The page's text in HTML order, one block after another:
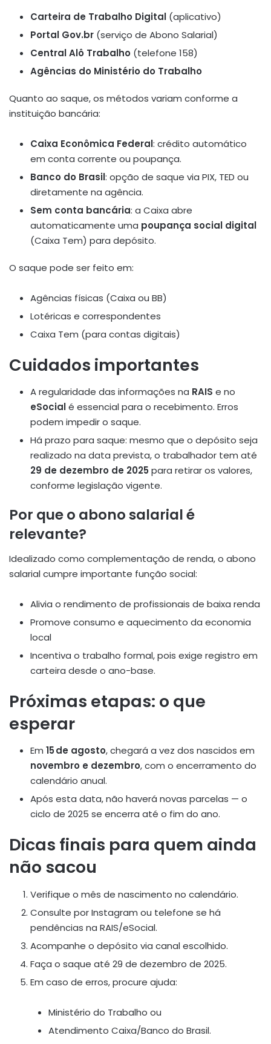
Carteira de Trabalho Digital (aplicativo)
Portal Gov.br (serviço de Abono Salarial)
Central Alô Trabalho (telefone 158)
Agências do Ministério do Trabalho
Quanto ao saque, os métodos variam conforme a
instituição bancária:
Caixa Econômica Federal: crédito automático
em conta corrente ou poupança.
Banco do Brasil: opção de saque via PIX, TED ou
diretamente na agência.
Sem conta bancária: a Caixa abre
automaticamente uma poupança social digital
(Caixa Tem) para depósito.
O saque pode ser feito em:
Agências físicas (Caixa ou BB)
Lotéricas e correspondentes
Caixa Tem (para contas digitais)
Cuidados importantes
A regularidade das informações na RAIS e no
eSocialé essencial para o recebimento. Erros
podem impedir o saque.
Há prazo para saque: mesmo que o depósito seja
realizado na data prevista, o trabalhador tem até
29 de dezembro de 2025 para retirar os valores,
conforme legislação vigente.
Por que o abono salarial é
relevante?
Idealizado como complementação de renda, o abono
salarial cumpre importante função social:
Alivia o rendimento de profissionais de baixa renda
Promove consumo e aquecimento da economia
local
Incentiva o trabalho formal, pois exige registro em
carteira desde o ano-base.
Próximas etapas: o que
esperar
Em 15 de agosto, chegará a vez dos nascidos em
novembro e dezembro, com o encerramento do
calendário anual.
Após esta data, não haverá novas parcelas — o
ciclo de 2025 se encerra até o fim do ano.
Dicas finais para quem ainda
não sacou
Verifique o mês de nascimento no calendário.
Consulte por Instagram ou telefone se há
pendências na RAIS/eSocial.
Acompanhe o depósito via canal escolhido.
Faça o saque até 29 de dezembro de 2025.
Em caso de erros, procure ajuda:
Ministério do Trabalho ou
Atendimento Caixa/Banco do Brasil.